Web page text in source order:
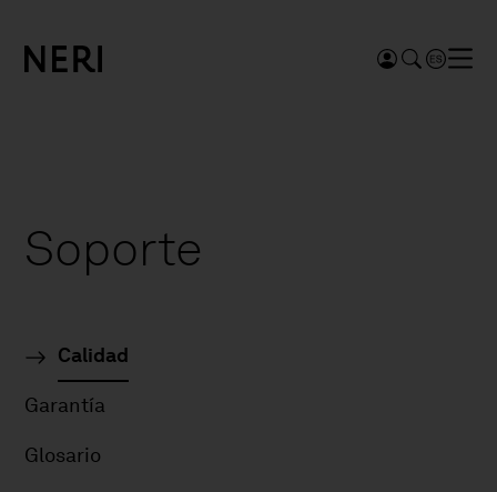
Soporte
Calidad
Garantía
Glosario